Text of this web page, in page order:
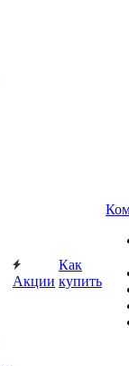
Акции
Как
купить